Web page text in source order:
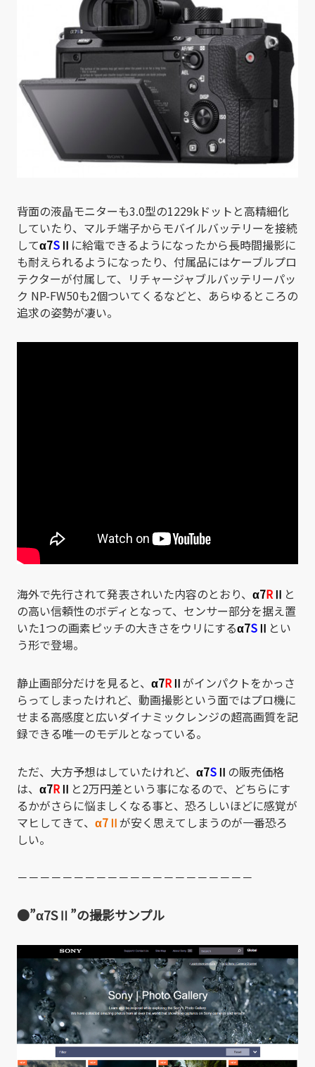
背面の液晶モニターも3.0型の1229kドットと高精細化
していたり、マルチ端子からモバイルバッテリーを接続
してα7SⅡ に給電できるようになったから長時間撮影に
も耐えられるようになったり、付属品にはケーブルプロ
テクターが付属して、リチャージャブルバッテリーパッ
ク NP-FW50も2個ついてくるなどと、あらゆるところの
追求の姿勢が凄い。
海外で先行されて発表されいた内容のとおり、 α7RⅡ と
の高い信頼性のボディとなって、センサー部分を据え置
いた1つの画素ピッチの大きさをウリにするα7SⅡ とい
う形で登場。
静止画部分だけを見ると、 α7RⅡがインパクトをかっさ
らってしまったけれど、動画撮影という面ではプロ機に
せまる高感度と広いダイナミックレンジの超高画質を記
録できる唯一のモデルとなっている。
ただ、大方予想はしていたけれど、 α7SⅡ の販売価格
は、 α7RⅡ と2万円差という事になるので、どちらにす
るかがさらに悩ましくなる事と、恐ろしいほどに感覚が
マヒしてきて、 α7Ⅱが安く思えてしまうのが一番恐ろ
しい。
－－－－－－－－－－－－－－－－－－－－－
●”α7SⅡ”の撮影サンプル